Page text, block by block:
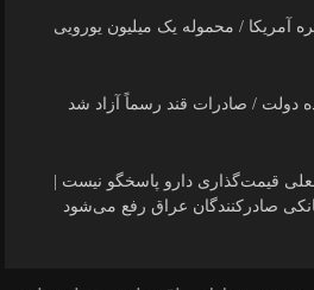
آمریکا / محموله یک میلیون یورویی
دولت / صادرات قند رسماً آزاد شد
قیمت‌گذاری دارو پاسخگو نیست |
صادرکنندگان عراق رفع می‌شود